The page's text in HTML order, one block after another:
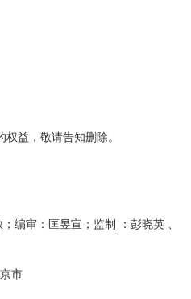
益，敬请告知删除。
编审：匡昱宣；监制 ：彭晓英 、
市